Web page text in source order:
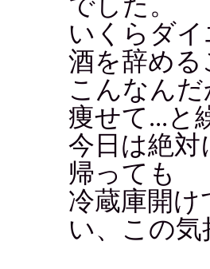
いくらダ
酒を辞め
こんなん
痩せて...と
今日は絶
帰っても
冷蔵庫開
い、この